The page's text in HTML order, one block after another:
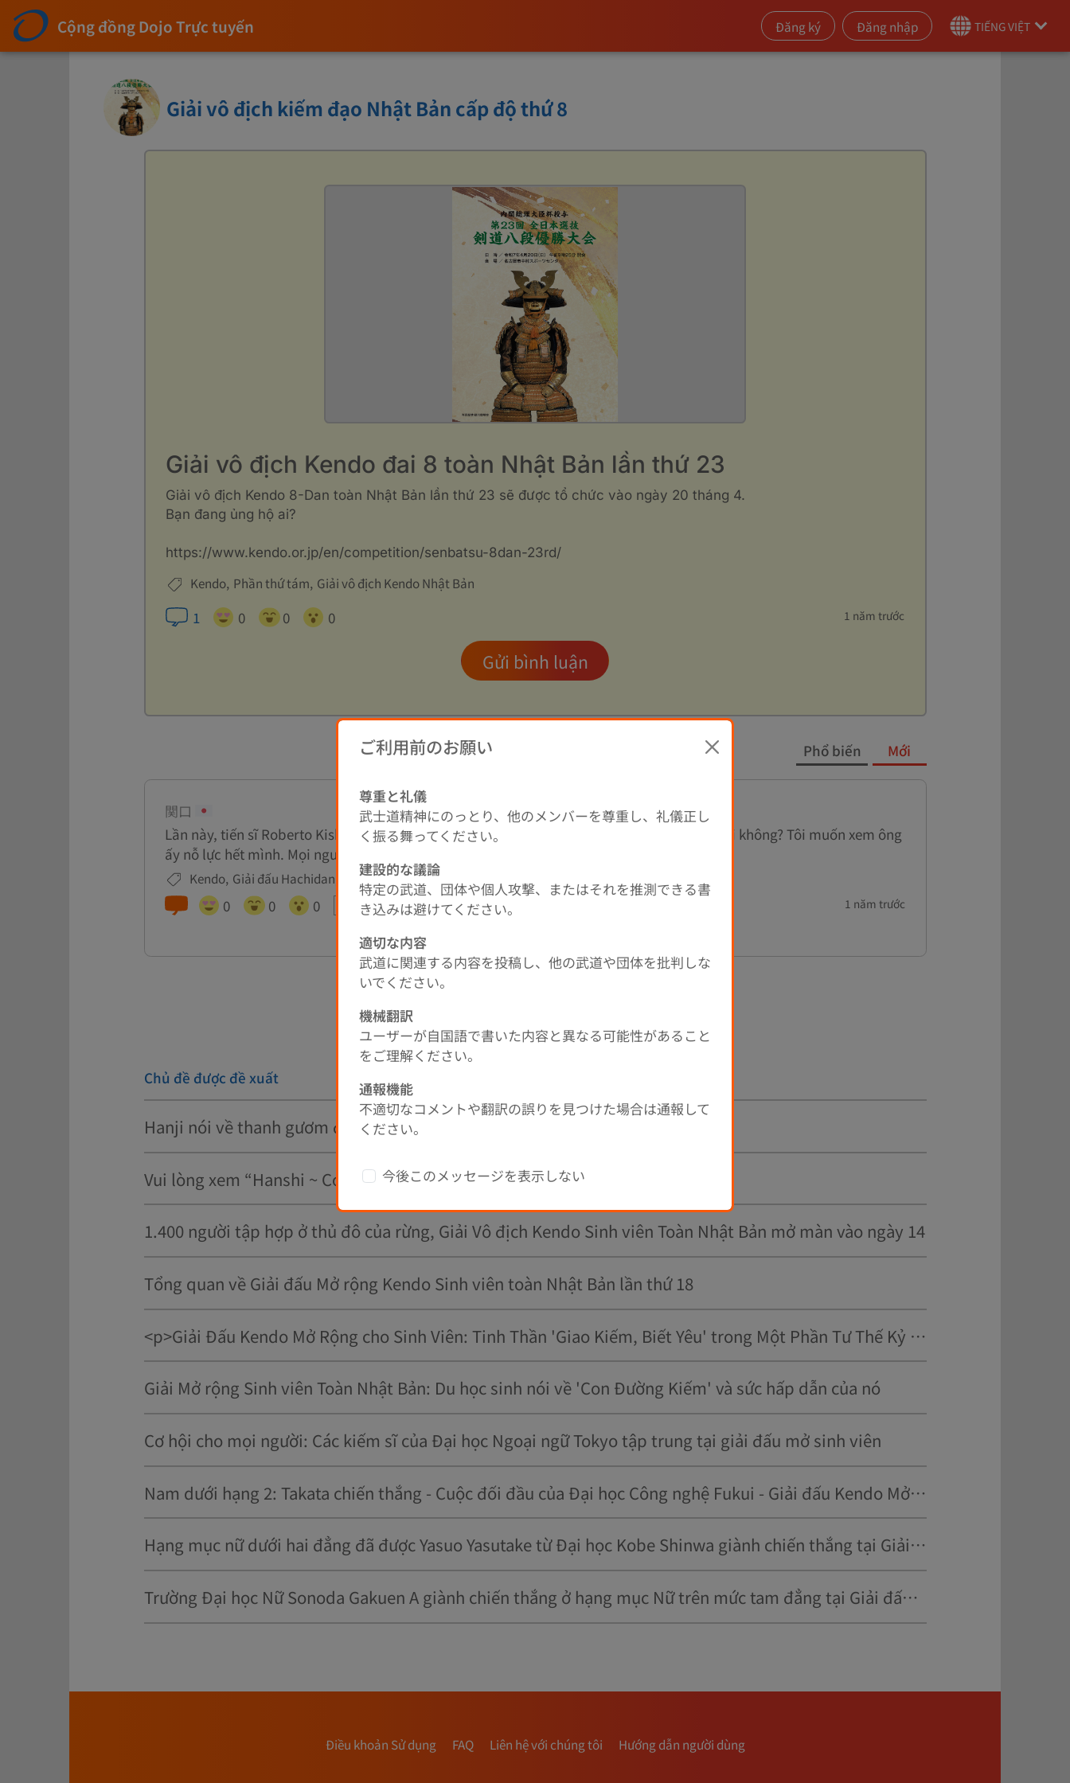
Cộng đồng Dojo Trực tuyến Đăng ký Đăng nhập TIẾNG VIỆT
Giải vô địch kiếm đạo Nhật Bản cấp độ thứ 8
Giải vô địch Kendo đai 8 toàn Nhật Bản lần thứ 23
Giải vô địch Kendo 8-Dan toàn Nhật Bản lần thứ 23 sẽ được tổ chức vào ngày 20 tháng 4.
Bạn đang ủng hộ ai?
https://www.kendo.or.jp/en/competition/senbatsu-8dan-23rd/
Kendo Phần thứ tám Giải vô địch Kendo Nhật Bản
1 0 0 0 1 năm trước
Gửi bình luận
Phổ biến Mới
関口
Lần này, tiến sĩ Roberto Kishikawa, người sống ở nước ngoài lần đầu tiên, sẽ tham gia, phải không? Tôi muốn xem ông
ấy nỗ lực hết mình. Mọi người đang ủng hộ ai? Vẫn là tiến sĩ Eika chứ?
Kendo Giải đấu Hachidan Giải vô địch Kendo Nhật Bản
0 0 0 1 năm trước
Chủ đề được đề xuất
Hanji nói về thanh gươm đầu tiên, VOL 3 đã được tải lên!
Vui lòng xem “Hanshi ~ Con đường thăng cấp lên đẳng 8 ~ vol.1”
1.400 người tập hợp ở thủ đô của rừng, Giải Vô địch Kendo Sinh viên Toàn Nhật Bản mở màn vào ngày 14
Tổng quan về Giải đấu Mở rộng Kendo Sinh viên toàn Nhật Bản lần thứ 18
<p>Giải Đấu Kendo Mở Rộng cho Sinh Viên: Tinh Thần 'Giao Kiếm, Biết Yêu' trong Một Phần Tư Thế Kỷ Lịch Sử</p>
Giải Mở rộng Sinh viên Toàn Nhật Bản: Du học sinh nói về 'Con Đường Kiếm' và sức hấp dẫn của nó
Cơ hội cho mọi người: Các kiếm sĩ của Đại học Ngoại ngữ Tokyo tập trung tại giải đấu mở sinh viên
Nam dưới hạng 2: Takata chiến thắng - Cuộc đối đầu của Đại học Công nghệ Fukui - Giải đấu Kendo Mở Sinh viên
Hạng mục nữ dưới hai đẳng đã được Yasuo Yasutake từ Đại học Kobe Shinwa giành chiến thắng tại Giải đấu Kendo Sinh viên Mở rộng
Trường Đại học Nữ Sonoda Gakuen A giành chiến thắng ở hạng mục Nữ trên mức tam đẳng tại Giải đấu Kendo Sinh viên Mở
Điều khoản Sử dụng FAQ Liên hệ với chúng tôi Hướng dẫn người dùng
ご利用前のお願い
尊重と礼儀
武士道精神にのっとり、他のメンバーを尊重し、礼儀正し
く振る舞ってください。
建設的な議論
特定の武道、団体や個人攻撃、またはそれを推測できる書
き込みは避けてください。
適切な内容
武道に関連する内容を投稿し、他の武道や団体を批判しな
いでください。
機械翻訳
ユーザーが自国語で書いた内容と異なる可能性があること
をご理解ください。
通報機能
不適切なコメントや翻訳の誤りを見つけた場合は通報して
ください。
今後このメッセージを表示しない